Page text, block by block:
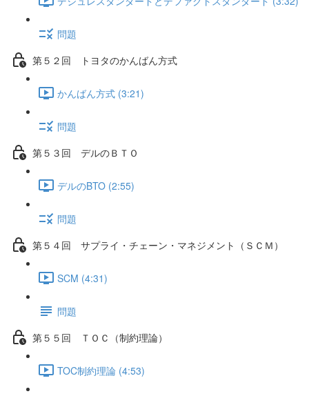
問題
第５２回 トヨタのかんばん方式
かんばん方式 (3:21)
問題
第５３回 デルのＢＴＯ
デルのBTO (2:55)
問題
第５４回 サプライ・チェーン・マネジメント（ＳＣＭ）
SCM (4:31)
問題
第５５回 ＴＯＣ（制約理論）
TOC制約理論 (4:53)